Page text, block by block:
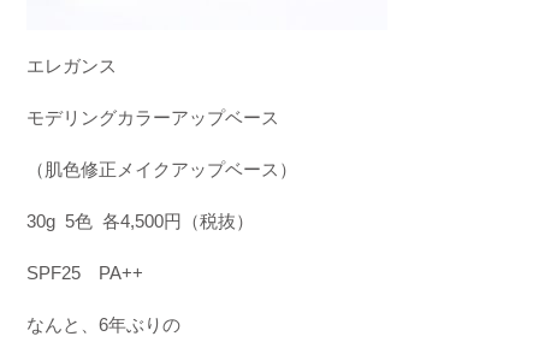
エレガンス
モデリングカラーアップベース
（肌色修正メイクアップベース）
30g 5色 各4,500円（税抜）
SPF25 PA++
なんと、 6年ぶりの